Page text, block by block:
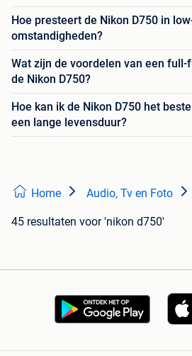
Hoe presteert de Nikon D750 in
omstandigheden?
Wat zijn de voordelen van een
de Nikon D750?
Hoe kan ik de Nikon D750 het
een lange levensduur?
Home Audio, Tv en Foto
45 resultaten voor 'nikon d750'